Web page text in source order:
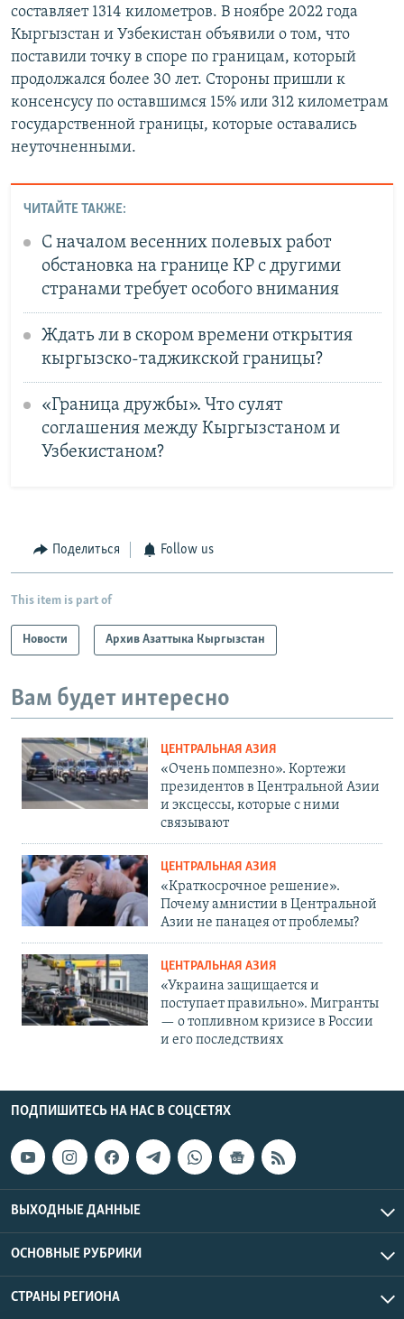
составляет 1314 километров. В ноябре 2022 года
Кыргызстан и Узбекистан объявили о том, что
поставили точку в споре по границам, который
продолжался более 30 лет. Стороны пришли к
консенсусу по оставшимся 15% или 312 километрам
государственной границы, которые оставались
неуточненными.
ЧИТАЙТЕ ТАКЖЕ:
С началом весенних полевых работ
обстановка на границе КР с другими
странами требует особого внимания
Ждать ли в скором времени открытия
кыргызско-таджикской границы?
«Граница дружбы». Что сулят
соглашения между Кыргызстаном и
Узбекистаном?
Поделиться Follow us
This item is part of
Новости Архив Азаттыка Кыргызстан
Вам будет интересно
ЦЕНТРАЛЬНАЯ АЗИЯ
«Очень помпезно». Кортежи
президентов в Центральной Азии
и эксцессы, которые с ними
связывают
ЦЕНТРАЛЬНАЯ АЗИЯ
«Краткосрочное решение».
Почему амнистии в Центральной
Азии не панацея от проблемы?
ЦЕНТРАЛЬНАЯ АЗИЯ
«Украина защищается и
поступает правильно». Мигранты
— о топливном кризисе в России
и его последствиях
ПОДПИШИТЕСЬ НА НАС В СОЦСЕТЯХ
ВЫХОДНЫЕ ДАННЫЕ
ОСНОВНЫЕ РУБРИКИ
СТРАНЫ РЕГИОНА